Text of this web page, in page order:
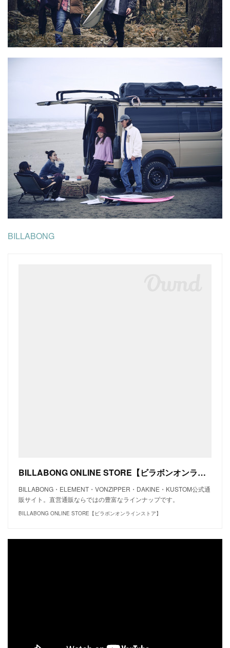
BILLABONG
BILLABONG ONLINE STORE【ビラボンオンラインストア】
BILLABONG・ELEMENT・VONZIPPER・DAKINE・KUSTOM公式通
販サイト。直営通販ならではの豊富なラインナップです。
BILLABONG ONLINE STORE【ビラボンオンラインストア】